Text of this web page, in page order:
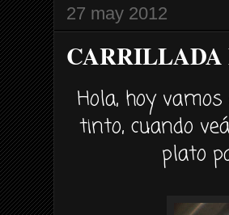
27 may 2012
CARRILLADA
Hola, hoy
tinto, cuando
plato